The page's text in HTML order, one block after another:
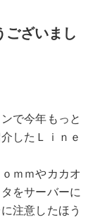
ございまし
で今年もっと
したＬｉｎｅ
ｍｍやカカオ
をサーバーに
注意したほう